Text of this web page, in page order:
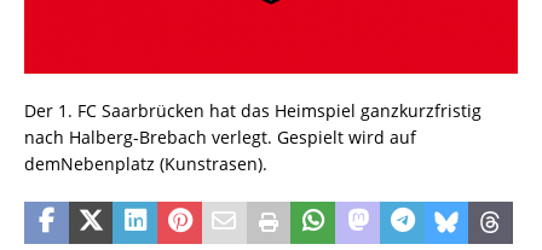
Der 1. FC Saarbrücken hat das Heimspiel ganzkurzfristig
nach Halberg-Brebach verlegt. Gespielt wird auf
demNebenplatz (Kunstrasen).